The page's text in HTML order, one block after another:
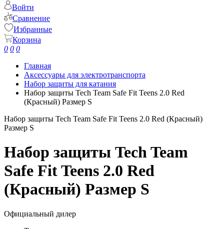
Войти
Сравнение
Избранные
Корзина
0 0 0
Главная
Аксессуары для электротранспорта
Набор защиты для катания
Набор защиты Tech Team Safe Fit Teens 2.0 Red
(Красный) Размер S
Набор защиты Tech Team Safe Fit Teens 2.0 Red (Красный)
Размер S
Набор защиты Tech Team
Safe Fit Teens 2.0 Red
(Красный) Размер S
Официальный дилер